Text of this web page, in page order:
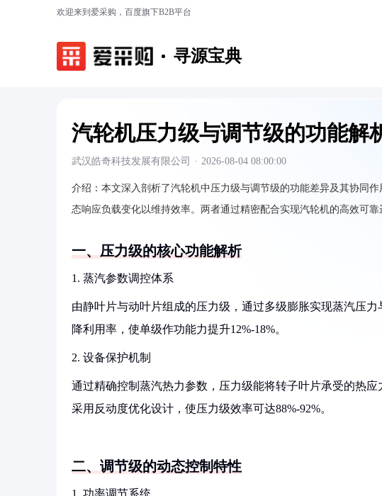
欢迎来到爱采购，百度旗下B2B平台
寻源宝典
汽轮机压力级与调节级的功能解
武汉皓奇科技发展有限公司 · 2026-08-04 08:00:00
介绍： 本文深入剖析了汽轮机中压力级与调节级的功能差异及其协同
态响应负载变化以维持效率。两者通过精密配合实现汽轮机的高效可靠
一、压力级的核心功能解析
1. 蒸汽参数调控体系
由静叶片与动叶片组成的压力级，通过多级膨胀实现蒸汽压
降利用率，使单级作功能力提升12%-18%。
2. 设备保护机制
通过精确控制蒸汽热力参数，压力级能将转子叶片承受的热
采用反动度优化设计，使压力级效率可达88%-92%。
二、调节级的动态控制特性
1. 功率调节系统